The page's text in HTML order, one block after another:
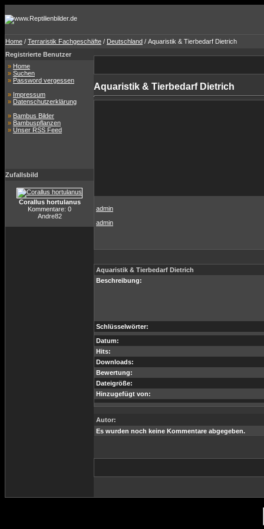
Home / Terraristik Fachgeschäfte / Deutschland / Aquaristik & Tierbedarf Dietrich
Registrierte Benutzer
» Home
» Suchen
» Password vergessen
» Impressum
» Datenschutzerklärung
» Bambus Bilder
» Bambuspflanzen
» Unser RSS Feed
Zufallsbild
Corallus hortulanus
Kommentare: 0
Andre82
Aquaristik & Tierbedarf Dietrich
admin
admin
Aquaristik & Tierbedarf Dietrich
Beschreibung:
Schlüsselwörter:
Datum:
Hits:
Downloads:
Bewertung:
Dateigröße:
Hinzugefügt von:
Autor:
Es wurden noch keine Kommentare abgegeben.